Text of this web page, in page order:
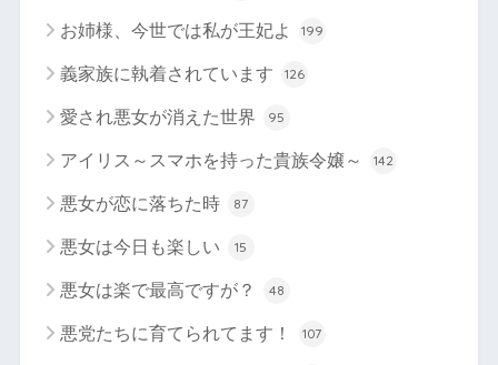
お姉様、今世では私が王妃よ 199
義家族に執着されています 126
愛され悪女が消えた世界 95
アイリス～スマホを持った貴族令嬢～ 142
悪女が恋に落ちた時 87
悪女は今日も楽しい 15
悪女は楽で最高ですが？ 48
悪党たちに育てられてます！ 107